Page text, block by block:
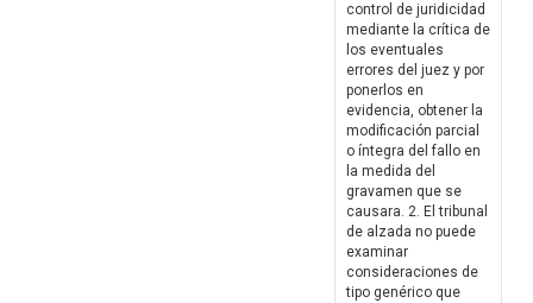
control de juridicidad
mediante la crítica de
los eventuales
errores del juez y por
ponerlos en
evidencia, obtener la
modificación parcial
o íntegra del fallo en
la medida del
gravamen que se
causara. 2. El tribunal
de alzada no puede
examinar
consideraciones de
tipo genérico que